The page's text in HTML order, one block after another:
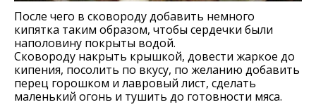
После чего в сковороду добавить немного
кипятка таким образом, чтобы сердечки были
наполовину покрыты водой.
Сковороду накрыть крышкой, довести жаркое до
кипения, посолить по вкусу, по желанию добавить
перец горошком и лавровый лист, сделать
маленький огонь и тушить до готовности мяса.